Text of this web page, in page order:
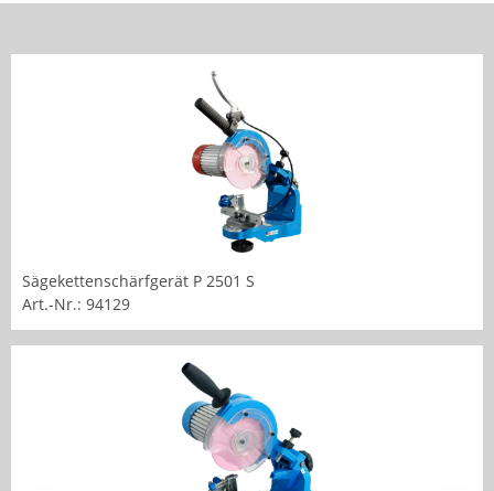
Sägekettenschärfgerät P 2501 S
Art.-Nr.: 94129